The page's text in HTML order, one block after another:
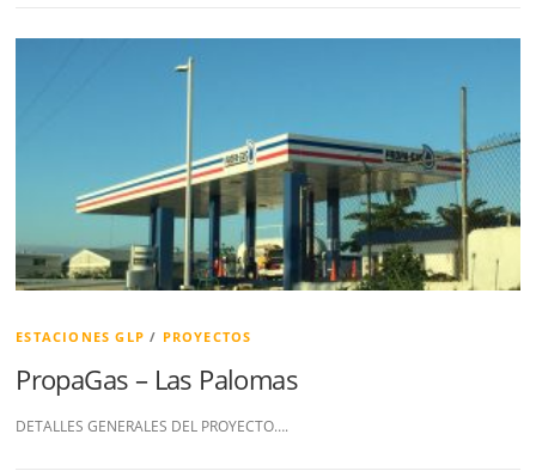
ESTACIONES GLP / PROYECTOS
PropaGas – Las Palomas
DETALLES GENERALES DEL PROYECTO….